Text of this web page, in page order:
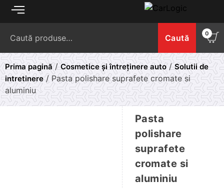
Skip
Caută 0
Prima pagină/Cosmetice și întreținere auto/Solutii de
intretinere/ Pasta polishare suprafete cromate si
aluminiu
Pasta
polishare
suprafete
cromate si
aluminiu